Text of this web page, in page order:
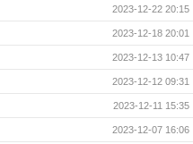
2023-12-22 20:15
2023-12-18 20:01
2023-12-13 10:47
2023-12-12 09:31
2023-12-11 15:35
2023-12-07 16:06